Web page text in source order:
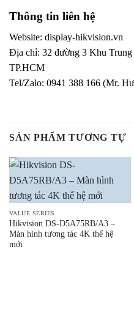
Thông tin liên hệ
Website: display-hikvision.vn
Địa chỉ: 32 đường 3 Khu
TP.HCM
Tel/Zalo: 0941 388 166 (Mr.
SẢN PHẨM TƯƠNG TỰ
VALUE SERIES
Hikvision DS-D5A75RB/A3 –
Màn hình tương tác 4K thế hệ
mới